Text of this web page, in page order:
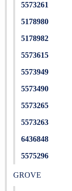
5573261
5178980
5178982
5573615
5573949
5573490
5573265
5573263
6436848
5575296
GROVE